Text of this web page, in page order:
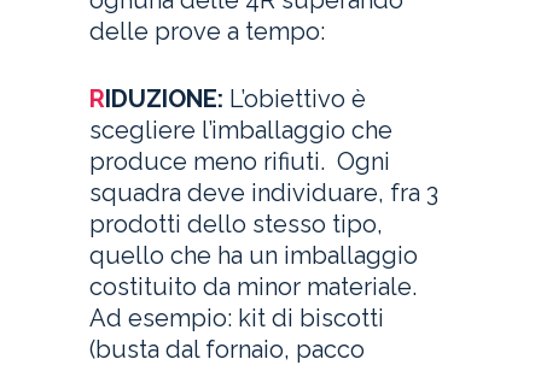
delle prove a tempo:
RIDUZIONE: L’obiettivo è
scegliere l’imballaggio che
produce meno rifiuti. Ogni
squadra deve individuare, fra 3
prodotti dello stesso tipo,
quello che ha un imballaggio
costituito da minor materiale.
Ad esempio: kit di biscotti
(busta dal fornaio, pacco